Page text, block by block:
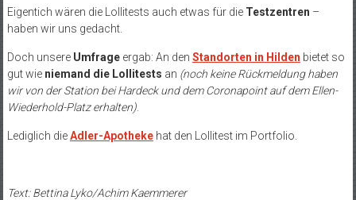
Eigentich wären die Lollitests auch etwas für die Testzentren –
haben wir uns gedacht.
Doch unsere Umfrageergab: An den Standorten in Hilden bietet so
gut wie niemand die Lollitests an (noch keine Rückmeldung haben
wir von der Station bei Hardeck und dem Coronapoint auf dem Ellen-
Wiederhold-Platz erhalten).
Lediglich dieAdler-Apothekehat den Lollitest im Portfolio.
Text: Bettina Lyko/Achim Kaemmerer